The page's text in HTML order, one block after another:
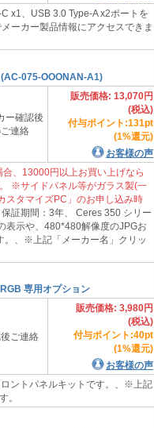
x1、USB 3.0 Type-A x2ポートを
ーカー製品情報にアクセスできま
075-OOONAN-A1)
ー確認後
連絡
販売価格: 13,070円
(税込)
付与ポイント:131pt
(1%還元)
お客様の声
、13000円以上お買い上げなら
※サイドパネル等がガラス製(一
スタマイズPC」のお申し込み時
保証期間：3年、 Ceres 350 シリー
表示や、480*480解像度のJPGお
。、※上記「メーカー名」クリッ
専用オプション
ご連絡
販売価格: 3,980円
(税込)
付与ポイント:40pt
(1%還元)
お客様の声
ントパネルキットです。、※上記
。